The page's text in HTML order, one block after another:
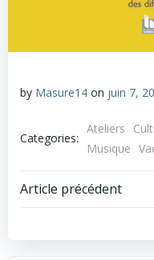
by Masure14 on juin 7,
Categories:
Ateliers
Musique
Post
Article précédent